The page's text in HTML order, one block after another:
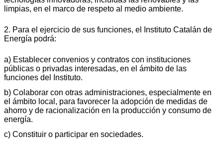
limpias, en el marco de respeto al medio ambiente.
2. Para el ejercicio de sus funciones, el Instituto Catalán de
Energía podrá:
a) Establecer convenios y contratos con instituciones
públicas o privadas interesadas, en el ámbito de las
funciones del Instituto.
b) Colaborar con otras administraciones, especialmente en
el ámbito local, para favorecer la adopción de medidas de
ahorro y de racionalización en la producción y consumo de
energía.
c) Constituir o participar en sociedades.